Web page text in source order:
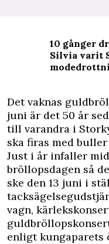
10 gånger
Silvia varit
Det vaknas
juni är det 50 år
till varandra i
ska firas med
Just i år infaller
bröllopsdagen så
ske den 13 juni i
vagn,
enligt kungaparets